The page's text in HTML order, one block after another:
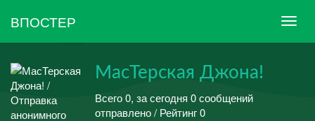
ВПОСТЕР
МасТерская Джона!
Всего 0, за сегодня 0 сообщений
отправлено / Рейтинг 0